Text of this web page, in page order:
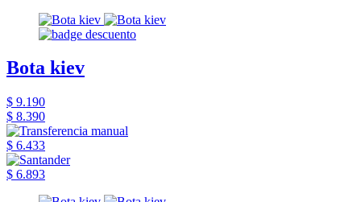
Bota kiev
$ 9.190
$ 8.390
$ 6.433
$ 6.893